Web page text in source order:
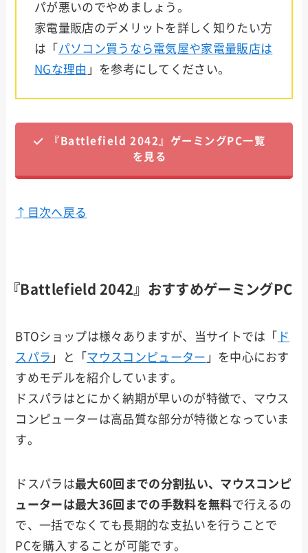
パが悪いのでやめましょう。
家電量販店のデメリットを詳しく知りたい方
は「 パソコン買うなら電気屋や家電量販店は
NGな理由 」を参考にしてください。
『Battlefield 2042』ゲーミングPC一覧
を見る
↑目次へ戻る
『Battlefield 2042』おすすめゲーミングPC
BTOショップは様々ありますが、当サイトでは「
ド
スパラ 」と「 マウスコンピューター 」を中心におす
すめモデルを紹介しています。
ドスパラはとにかく納期が早いのが特徴で、マウス
コンピューターは高品質な部分が特徴となっていま
す。
ドスパラは最大60回までの分割払い、マウスコンピ
ューターは最大36回までの手数料を無料で行えるの
で、一括でなくても長期的な支払いを行うことで
PCを購入することが可能です。